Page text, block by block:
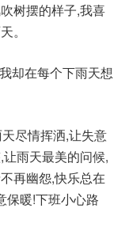
树摆的样子,我喜
。
却在每个下雨天想
尽情挥洒,让失意
雨天最美的问候,
再幽怨,快乐总在
保暖!下班小心路